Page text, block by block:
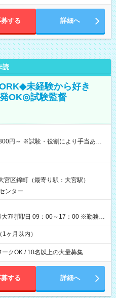
募する 詳細へ
読
未経験から好き
OK◎試験監督
【即給（前払い）オプションあ
務から1週間ほどで給与の一部を受け
～17:30（休憩1時間） 時給1,300円
通費 ※当日の役割により時給＋100
～13:30（休憩なし） 時給1,300
＝日収8,400円＋交通費 【試用期
区錦町（最寄り駅：大宮駅）
ンター
大7時間/日 09：00～17：00 ※勤務時
す。
ヶ月以内）
クOK / 10名以上の大量募集
募する 詳細へ